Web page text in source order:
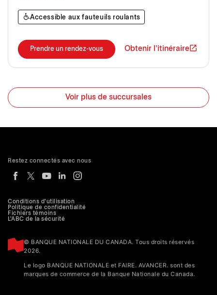
Accessible aux fauteuils roulants
Prendre un rendez-vous Obtenir l'itinéraire
Voir plus de succursales
Conditions d'utilisation
Politique de confidentialité
Fichiers témoins
L'ABC de la sécurité
© BANQUE NATIONALE DU CANADA. Tous droits réservés
2026.
Le logo BANQUE NATIONALE et FAIRE. AVANCER. sont des
marques de commerce de la Banque Nationale du Canada.
Restez connectés avec nous